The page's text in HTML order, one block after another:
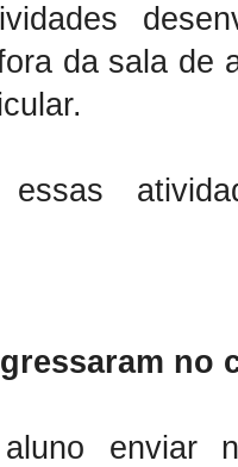
da sala de
essas
no
enviar